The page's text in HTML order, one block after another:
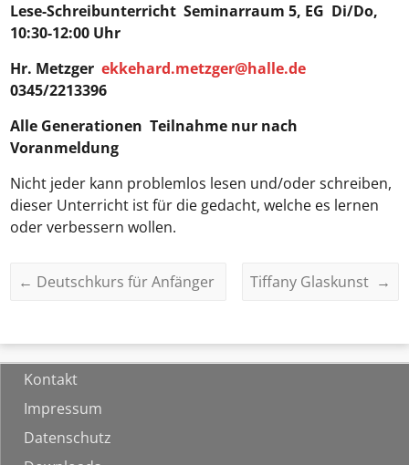
Lese-SchreibunterrichtSeminarraum 5, EG Di/Do,
10:30-12:00 Uhr
Hr. Metzgerekkehard.metzger@halle.de
0345/2213396
Alle GenerationenTeilnahme nur nach
Voranmeldung
Nicht jeder kann problemlos lesen und/oder schreiben,
dieser Unterricht ist für die gedacht, welche es lernen
oder verbessern wollen.
← Deutschkurs für Anfänger Tiffany Glaskunst →
Kontakt
Impressum
Datenschutz